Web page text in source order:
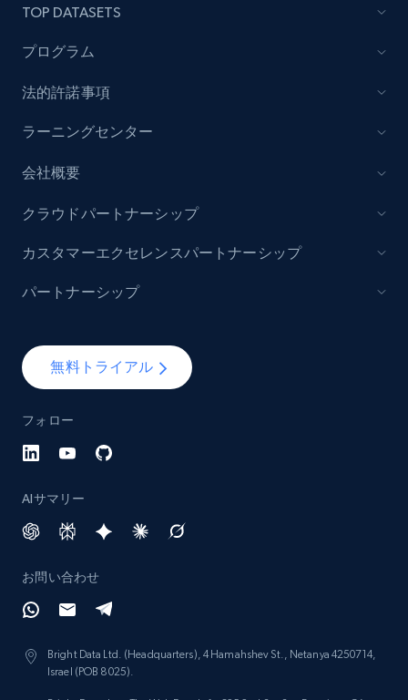
Lazada - Products - Discover products by
URL, Title, Rating, Reviews, Initial price, Final
991+ 165+ 今すぐ始める
brand URL
URL, Title, Rating, Reviews, Initial price, Final
991+
Lowes.com
URL, Domain, Marketplace pn, Sku, Other pn,
more.
991+ 162+ 今すぐ始める
TOP DATASETS
プログラム
法的許諾事項
ラーニングセンター
会社概要
無料トライアル
フォロー
AIサマリー
お問い合わせ
Bright Data Ltd. (Headquarters), 4 Hamahshev St., Netanya 4250714,
Israel (POB 8025).
クラウドパートナーシップ
カスタマーエクセレンスパートナーシップ
パートナーシップ